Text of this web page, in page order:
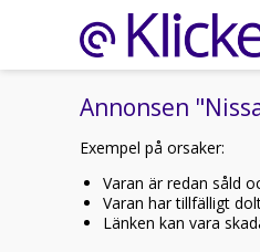
Annonsen
Exempel på orsaker:
Varan är redan såld
Varan har tillfälligt
Länken kan vara